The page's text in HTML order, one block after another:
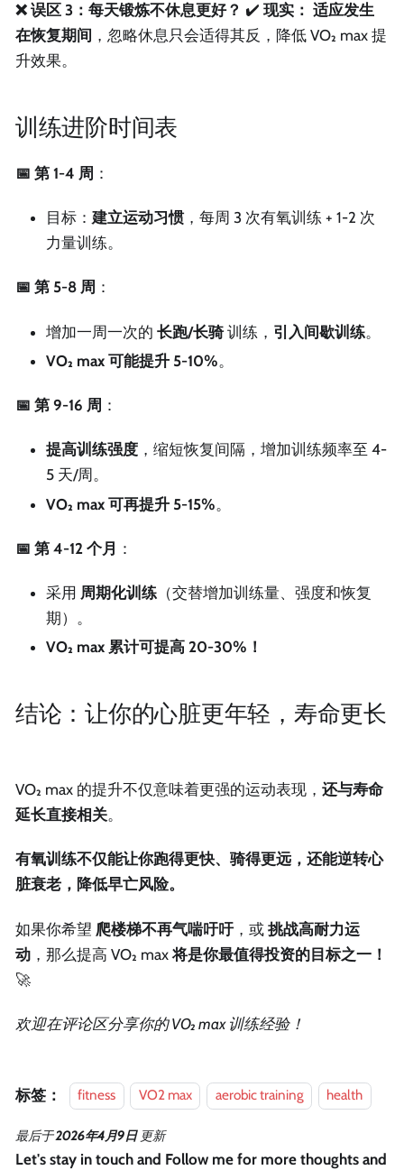
❌ 误区 3：每天锻炼不休息更好？ ✔️ 现实： 适应发生
在恢复期间 ，忽略休息只会适得其反，降低 VO₂ max 提
升效果。
训练进阶时间表
📅 第 1-4 周 ：
目标： 建立运动习惯，每周 3 次有氧训练 + 1-2 次
力量训练。
📅 第 5-8 周 ：
增加一周一次的 长跑/长骑训练， 引入间歇训练。
VO₂ max 可能提升 5-10%。
📅 第 9-16 周 ：
提高训练强度 ，缩短恢复间隔，增加训练频率至 4-
5 天/周。
VO₂ max 可再提升 5-15%。
📅 第 4-12 个月 ：
采用 周期化训练 （交替增加训练量、强度和恢复
期）。
VO₂ max 累计可提高 20-30%！
结论：让你的心脏更年轻，寿命更长
VO₂ max 的提升不仅意味着更强的运动表现， 还与寿命
延长直接相关。
有氧训练不仅能让你跑得更快、骑得更远，还能逆转心
脏衰老，降低早亡风险。
如果你希望 爬楼梯不再气喘吁吁，或 挑战高耐力运
动 ，那么提高 VO₂ max将是你最值得投资的目标之一！
🚀
欢迎在评论区分享你的 VO₂ max 训练经验！
标签： fitness VO2 max aerobic training health
最后于2026年4月9日 更新
Let's stay in touch and Follow me for more thoughts and